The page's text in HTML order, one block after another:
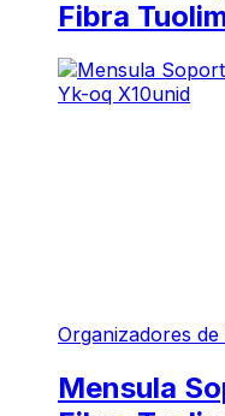
Fibra
Organizadores de
Mensula